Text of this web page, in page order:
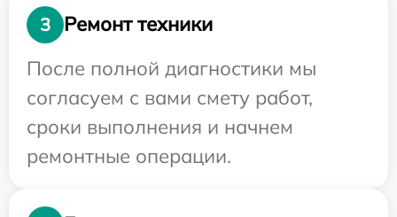
3
Ремонт техники
После полной диагностики мы
согласуем с вами смету работ,
сроки выполнения и начнем
ремонтные операции.